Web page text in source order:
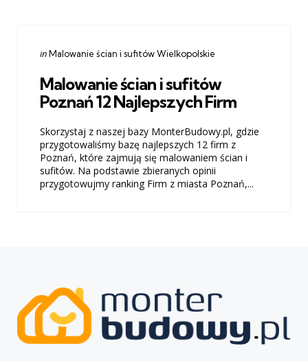
Categories
Posted
inMalowanie ścian i sufitów Wielkopolskie
Malowanie ścian i sufitów
Poznań 12 Najlepszych Firm
Skorzystaj z naszej bazy MonterBudowy.pl, gdzie
przygotowaliśmy bazę najlepszych 12 firm z
Poznań, które zajmują się malowaniem ścian i
sufitów. Na podstawie zbieranych opinii
przygotowujmy ranking Firm z miasta Poznań,...